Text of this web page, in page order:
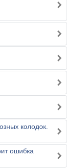
колодок.
ошибка